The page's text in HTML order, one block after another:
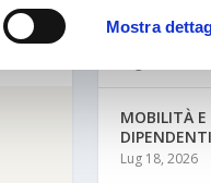
Mostra
MOBILITÀ
MOBILITÀ E
Lug 18, 2026